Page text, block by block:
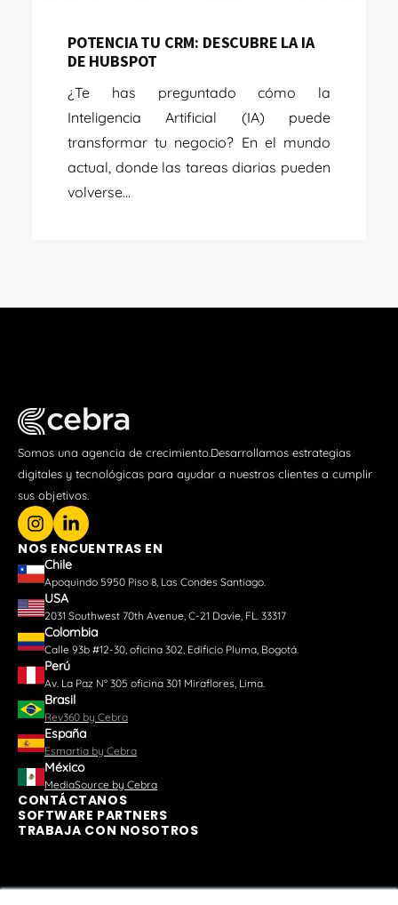
POTENCIA TU CRM: DESCUBRE LA IA
DE HUBSPOT
¿Te has preguntado cómo la
Inteligencia Artificial (IA) puede
transformar tu negocio? En el mundo
actual, donde las tareas diarias pueden
volverse...
Somos una agencia de crecimiento.Desarrollamos estrategias
digitales y tecnológicas para ayudar a nuestros clientes a cumplir
sus objetivos.
NOS ENCUENTRAS EN
Chile
Apoquindo 5950 Piso 8, Las Condes Santiago.
USA
2031 Southwest 70th Avenue, C-21 Davie, FL. 33317
Colombia
Calle 93b #12-30, oficina 302, Edificio Pluma, Bogotá.
Perú
Av. La Paz N° 305 oficina 301 Miraflores, Lima.
Brasil
Rev360 by Cebra
España
Esmartia by Cebra
México
MediaSource by Cebra
CONTÁCTANOS
SOFTWARE PARTNERS
TRABAJA CON NOSOTROS